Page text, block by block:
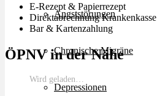
Angststörungen
Chronische Migräne
Depressionen
E-Rezept & Papierrezept
Direktabrechnung Krankenkasse
Bar & Kartenzahlung
ÖPNV in der Nähe
Wird geladen…